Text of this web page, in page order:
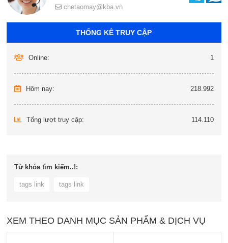
chetaomay@kba.vn
THỐNG KÊ TRUY CẬP
Online: 1
Hôm nay: 218.992
Tổng lượt truy cập: 114.110
Từ khóa tìm kiếm..!:
tags link tags link
XEM THEO DANH MỤC SẢN PHẨM & DỊCH VỤ